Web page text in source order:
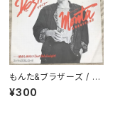
もんた&ブラザーズ / デ
ザイアー
¥300